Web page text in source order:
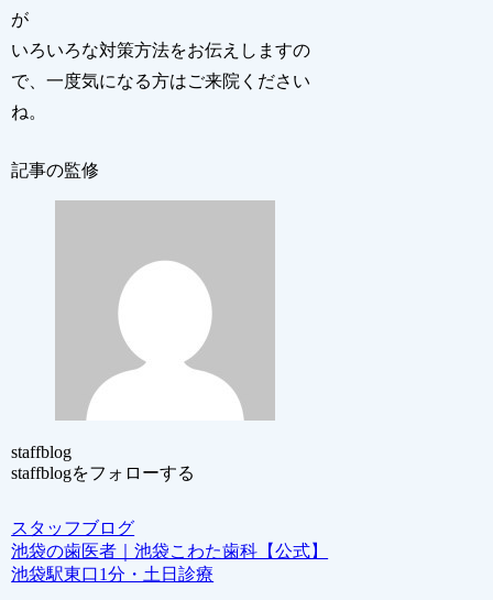
が
いろいろな対策方法をお伝えしますの
で、一度気になる方はご来院ください
ね。
記事の監修
staffblog
staffblogをフォローする
スタッフブログ
池袋の歯医者｜池袋こわた歯科【公式】
池袋駅東口1分・土日診療